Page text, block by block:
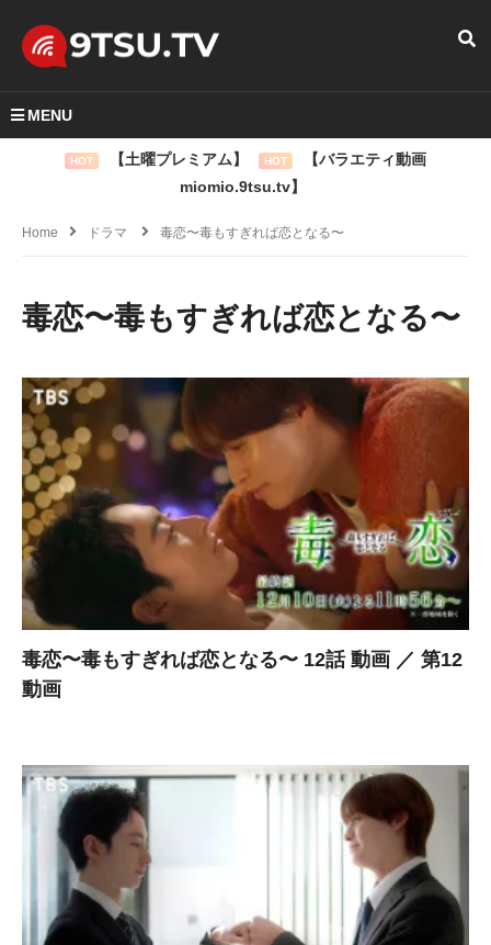
MENU
HOT 【土曜プレミアム】 HOT
【バラエティ動画
miomio.9tsu.tv】
Home ドラマ 毒恋〜毒もすぎれば恋となる〜
毒恋〜毒もすぎれば恋となる〜
毒恋〜毒もすぎれば恋となる〜 12話 動画 ／ 第12
動画